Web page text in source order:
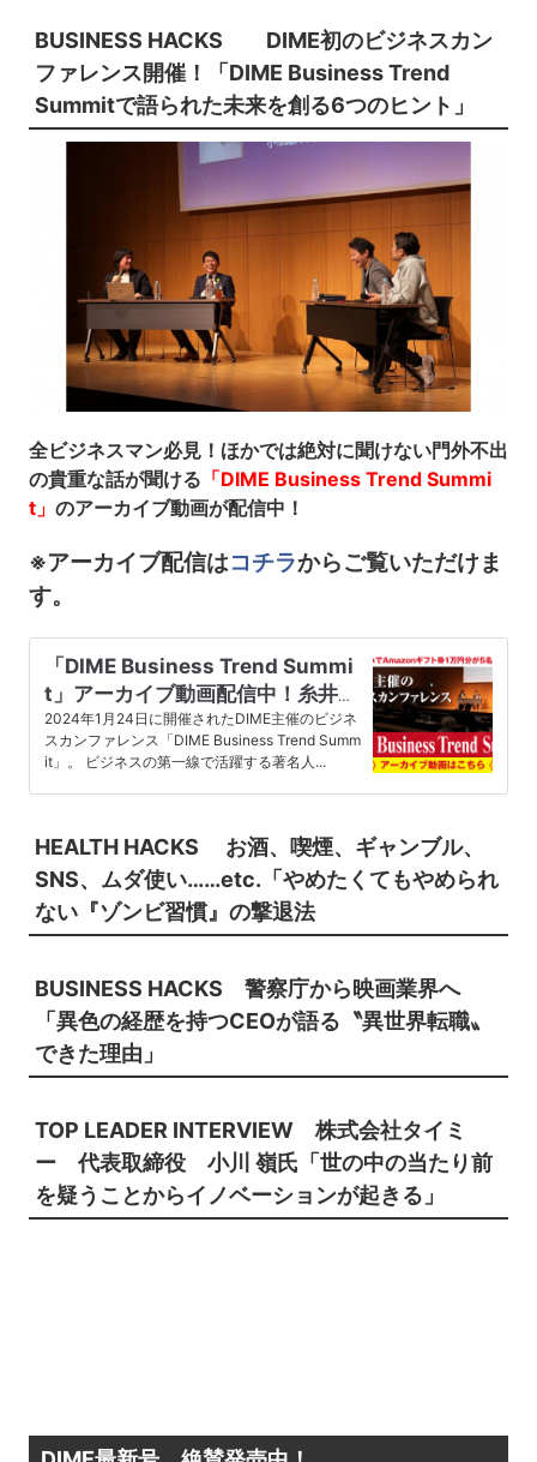
BUSINESS HACKS
DIME初のビジネスカン
ファレンス開催！
「DIME Business Trend
Summitで語られた未来を創る6つのヒント」
全ビジネスマン必見！ほかでは絶対に聞けない門外不出
の貴重な話が聞ける 「DIME Business Trend Summi
t」 のアーカイブ動画が配信中！
※アーカイブ配信はコチラからご覧いただけま
す。
「DIME Business Trend Summi
t」アーカイブ動画配信中！糸井重
里さんなどビジネスの第一線で活
躍する著名人が多数登壇
2024年1月24日に開催されたDIME主催のビジネ
スカンファレンス「DIME Business Trend Summ
it」。 ビジネスの第一線で活躍する著名人...
HEALTH HACKS
お酒、喫煙、ギャンブル、
SNS、ムダ使い……etc. 「やめたくてもやめられ
ない『ゾンビ習慣』 の撃退法
BUSINESS HACKS 警察庁から映画業界へ
「異色の経歴を持つCEOが語る〝異世界転職〟
できた理由」
TOP LEADER INTERVIEW
株式会社タイミ
ー 代表取締役 小川 嶺氏 「 世の中の当たり前
を疑うことからイノベーションが起きる」